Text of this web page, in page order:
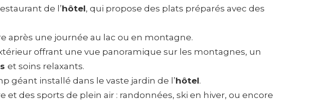
de l’hôtel, qui propose des plats préparés avec des
après une journée au lac ou en montagne.
offrant une vue panoramique sur les montagnes, un
et soins relaxants.
géant installé dans le vaste jardin de l’hôtel.
des sports de plein air : randonnées, ski en hiver, ou encore